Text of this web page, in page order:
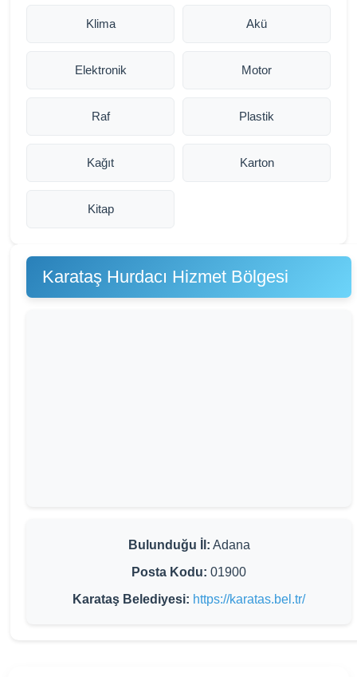
Klima Akü
Elektronik Motor
Raf Plastik
Kağıt Karton
Kitap
Karataş Hurdacı Hizmet Bölgesi
Bulunduğu İl: Adana
Posta Kodu: 01900
Karataş Belediyesi: https://karatas.bel.tr/